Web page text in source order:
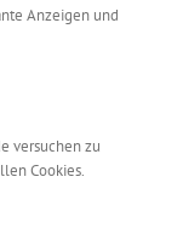
Anzeigen und
versuchen zu
Cookies.